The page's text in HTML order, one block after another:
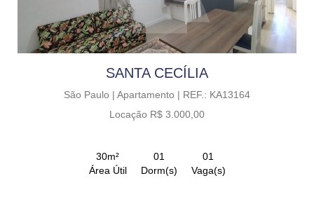
SANTA CECÍLIA
São Paulo | Apartamento | REF.: KA13164
Locação R$ 3.000,00
30m²
Área Útil
01
Dorm(s)
01
Vaga(s)